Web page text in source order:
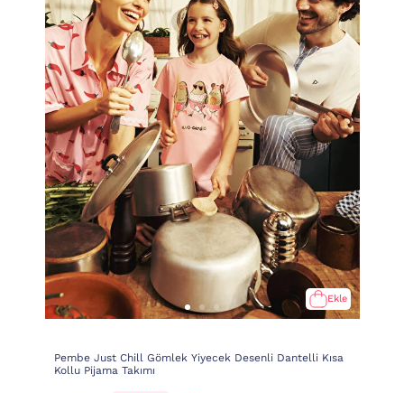
Ekle
Pembe Just Chill Gömlek Yiyecek Desenli Dantelli Kısa
Kollu Pijama Takımı